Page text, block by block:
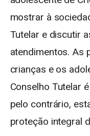
mostrar à
Tutelar e discutir
atendimentos. As
crianças e os
Conselho Tutelar
pelo contrário,
proteção integral